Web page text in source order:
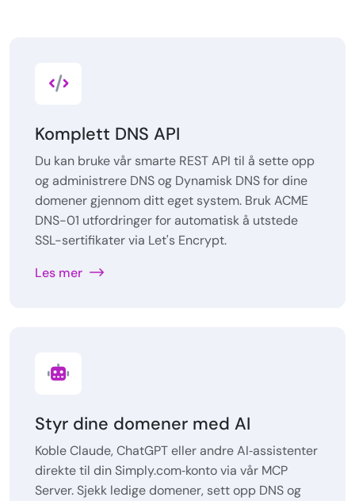
Komplett DNS API
Du kan bruke vår smarte REST API til å sette opp
og administrere DNS og Dynamisk DNS for dine
domener gjennom ditt eget system. Bruk ACME
DNS-01 utfordringer for automatisk å utstede
SSL-sertifikater via Let's Encrypt.
Les mer
Styr dine domener med AI
Koble Claude, ChatGPT eller andre AI‑assistenter
direkte til din Simply.com‑konto via vår MCP
Server. Sjekk ledige domener, sett opp DNS og